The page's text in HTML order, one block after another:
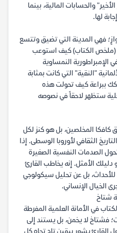
والحسابات المالية، بينما
لها.
فهي المدينة التي تضيق وتتسع
(ملخص الكتاب) كيف استوعب
الإمبراطورية النمساوية
"النقية" التي كانت بمثابة
ببراعة كيف تحولت هذه
ستظهر لاحقاً في نصوصه
المخلصين، بل هو كنز لكل
الثقافي لأوروبا الوسطى. إذا
الصدمات النفسية الصغيرة
دليلك الأمثل. إنه يخاطب القارئ
بل عن تحليل سيكولوجي
الخيال الإنساني.
شتاخ
في الأمانة العلمية المفرطة
فشتاخ لا يخمن، بل يستند إلى